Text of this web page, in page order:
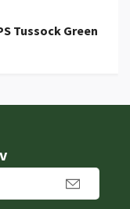
Tussock Green